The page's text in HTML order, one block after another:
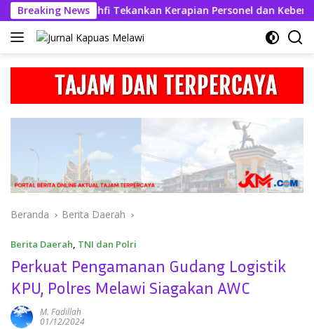
Langsung
ke
konten
Breaking News
Kahfi Tekankan Kerapian Personel dan Kebersihan
Beranda Berita Daerah
Berita Daerah, TNI dan Polri
Perkuat Pengamanan Gudang Logistik
KPU, Polres Melawi Siagakan AWC
M. Fadillah
01/12/2024